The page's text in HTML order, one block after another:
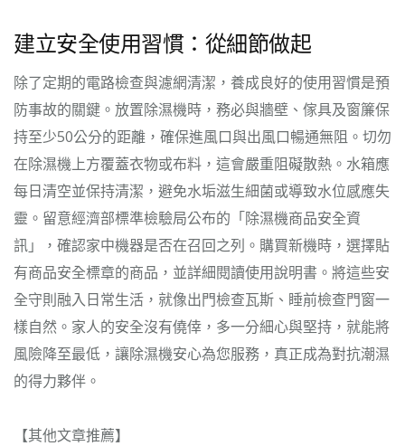
建立安全使用習慣：從細節做起
除了定期的電路檢查與濾網清潔，養成良好的使用習慣是預
防事故的關鍵。放置除濕機時，務必與牆壁、傢具及窗簾保
持至少50公分的距離，確保進風口與出風口暢通無阻。切勿
在除濕機上方覆蓋衣物或布料，這會嚴重阻礙散熱。水箱應
每日清空並保持清潔，避免水垢滋生細菌或導致水位感應失
靈。留意經濟部標準檢驗局公布的「除濕機商品安全資
訊」，確認家中機器是否在召回之列。購買新機時，選擇貼
有商品安全標章的商品，並詳細閱讀使用說明書。將這些安
全守則融入日常生活，就像出門檢查瓦斯、睡前檢查門窗一
樣自然。家人的安全沒有僥倖，多一分細心與堅持，就能將
風險降至最低，讓除濕機安心為您服務，真正成為對抗潮濕
的得力夥伴。
【其他文章推薦】